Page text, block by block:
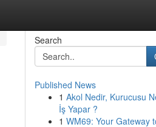
Search
Published News
1 Akol Nedir, Kurucusu
İş Yapar ?
1 WM69: Your Gateway